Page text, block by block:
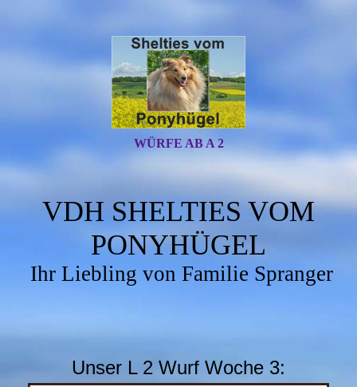
WÜRFE AB A 2
VDH SHELTIES VOM
PONYHÜGEL
Ihr Liebling von Familie Spranger
Unser L 2 Wurf Woche 3: